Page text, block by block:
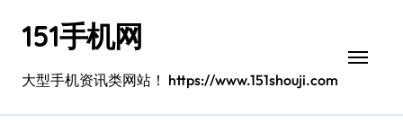
151手机网
大型手机资讯类网站！ https://www.151shouji.com